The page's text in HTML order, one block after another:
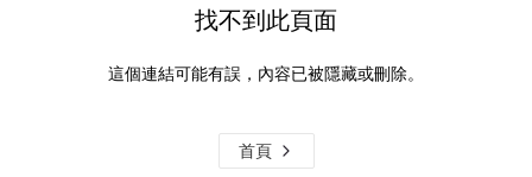
找不到此頁面
這個連結可能有誤，內容已被隱藏或刪除。
首頁